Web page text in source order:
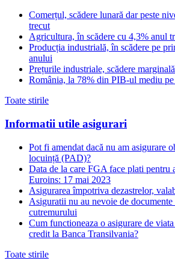
Comerțul, scădere lunară dar peste
trecut
Agricultura, în scădere cu 4,3% anul
Producția industrială, în scădere pe
anului
Prețurile industriale, scădere
România, la 78% din PIB-ul mediu
Toate stirile
Informatii utile asigurari
Pot fi amendat dacă nu am asigurare
locuință (PAD)?
Data de la care FGA face plati pentru
Euroins: 17 mai 2023
Asigurarea împotriva dezastrelor,
Asiguratii nu au nevoie de documente
cutremurului
Cum functioneaza o asigurare de
credit la Banca Transilvania?
Toate stirile